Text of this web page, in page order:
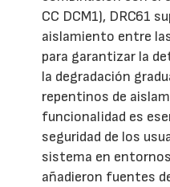
CC DCM1), DRC61
aislamiento entre
para garantizar la
la degradación
repentinos de
funcionalidad es
seguridad de los
sistema en
añadieron fuentes